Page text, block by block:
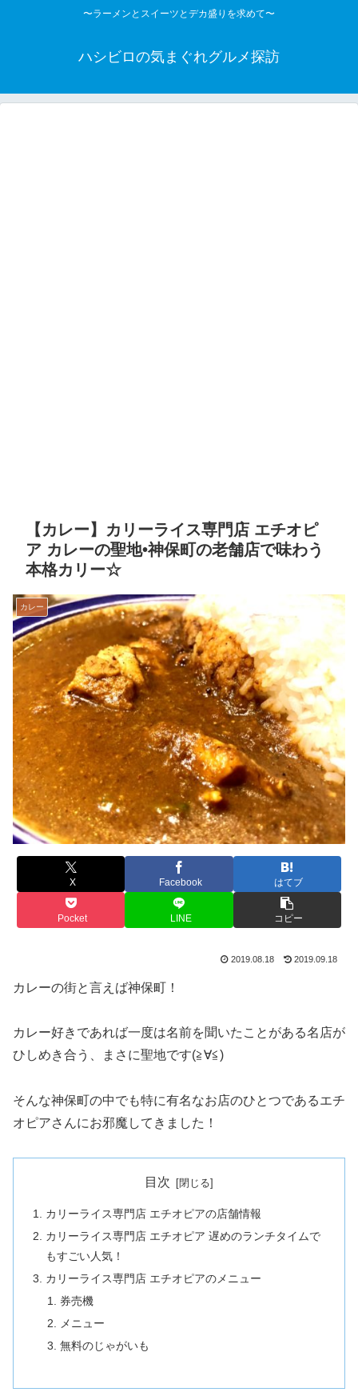
〜ラーメンとスイーツとデカ盛りを求めて〜
ハシビロの気まぐれグルメ探訪
【カレー】カリーライス専門店 エチオピ
ア カレーの聖地•神保町の老舗店で味わう
本格カリー☆
カレー
X Facebook はてブ
Pocket LINE コピー
2019.08.18 2019.09.18
カレーの街と言えば神保町！
カレー好きであれば一度は名前を聞いたことがある名店が
ひしめき合う、まさに聖地です(≧∀≦)
そんな神保町の中でも特に有名なお店のひとつであるエチ
オピアさんにお邪魔してきました！
目次
カリーライス専門店 エチオピアの店舗情報
カリーライス専門店 エチオピア 遅めのランチタイムで
もすごい人気！
カリーライス専門店 エチオピアのメニュー
券売機
メニュー
無料のじゃがいも